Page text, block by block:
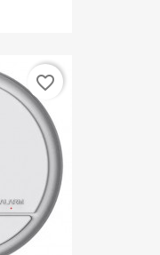
favorite_border